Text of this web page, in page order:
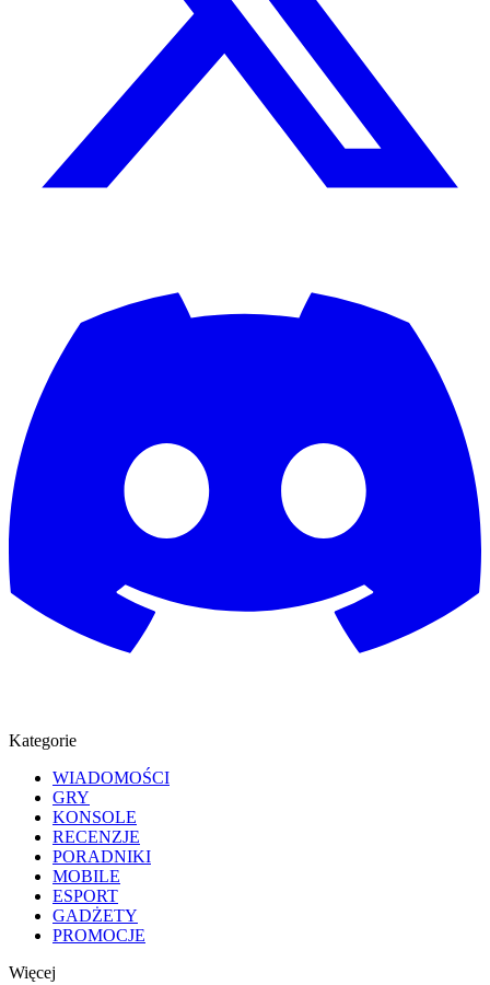
Kategorie
WIADOMOŚCI
GRY
KONSOLE
RECENZJE
PORADNIKI
MOBILE
ESPORT
GADŻETY
PROMOCJE
Więcej